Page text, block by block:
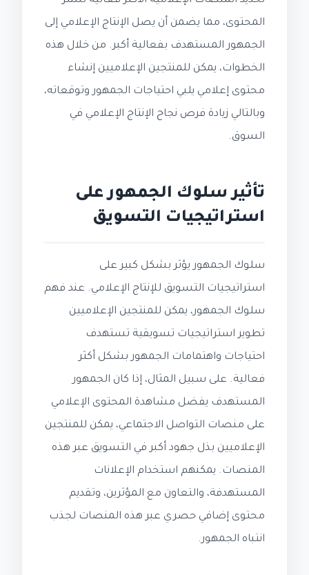
المحتوى، مما يضمن أن يصل الإنتاج الإعلامي إلى
الجمهور المستهدف بفعالية أكبر. من خلال هذه
الخطوات، يمكن للمنتجين الإعلاميين إنشاء
محتوى إعلامي يلبي احتياجات الجمهور وتوقعاته،
وبالتالي زيادة فرص نجاح الإنتاج الإعلامي في
السوق.
تأثير سلوك الجمهور على
استراتيجيات التسويق
سلوك الجمهور يؤثر بشكل كبير على
استراتيجيات التسويق للإنتاج الإعلامي. عند فهم
سلوك الجمهور، يمكن للمنتجين الإعلاميين
تطوير استراتيجيات تسويقية تستهدف
احتياجات واهتمامات الجمهور بشكل أكثر
فعالية. على سبيل المثال، إذا كان الجمهور
المستهدف يفضل مشاهدة المحتوى الإعلامي
على منصات التواصل الاجتماعي، يمكن للمنتجين
الإعلاميين بذل جهود أكبر في التسويق عبر هذه
المنصات. يمكنهم استخدام الإعلانات
المستهدفة، والتعاون مع المؤثرين، وتقديم
محتوى إضافي حصري عبر هذه المنصات لجذب
انتباه الجمهور.